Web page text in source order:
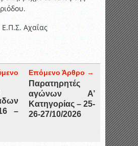
Ε.Π.Σ. Αχαΐας
–
Επόμενο Άρθρο →
Παρατηρητές
αγώνων Α’
Κατηγορίας – 25-
26-27/10/2026